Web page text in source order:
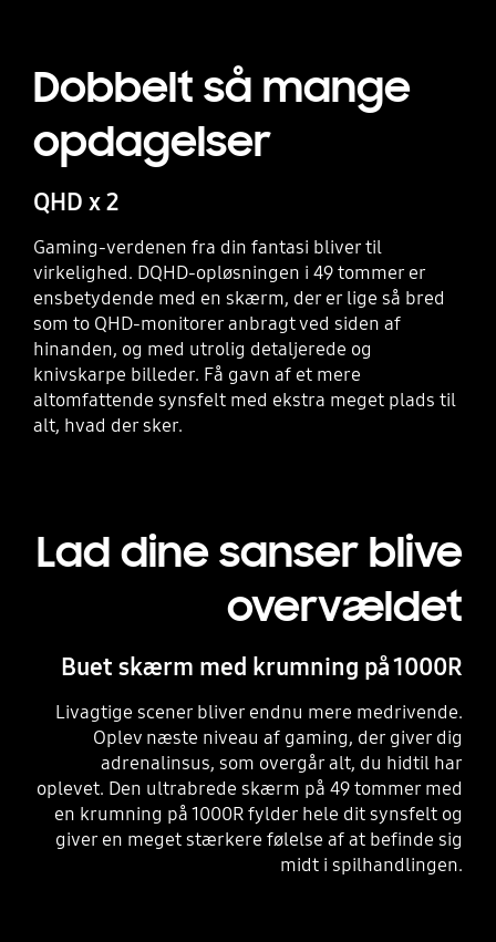
Dobbelt så mange
opdagelser
QHD x 2
Gaming-verdenen fra din fantasi bliver til
virkelighed. DQHD-opløsningen i 49 tommer er
ensbetydende med en skærm, der er lige så bred
som to QHD-monitorer anbragt ved siden af
hinanden, og med utrolig detaljerede og
knivskarpe billeder. Få gavn af et mere
altomfattende synsfelt med ekstra meget plads til
alt, hvad der sker.
Lad dine sanser blive
overvældet
Buet skærm med krumning på 1000R
Livagtige scener bliver endnu mere medrivende.
Oplev næste niveau af gaming, der giver dig
adrenalinsus, som overgår alt, du hidtil har
oplevet. Den ultrabrede skærm på 49 tommer med
en krumning på 1000R fylder hele dit synsfelt og
giver en meget stærkere følelse af at befinde sig
midt i spilhandlingen.